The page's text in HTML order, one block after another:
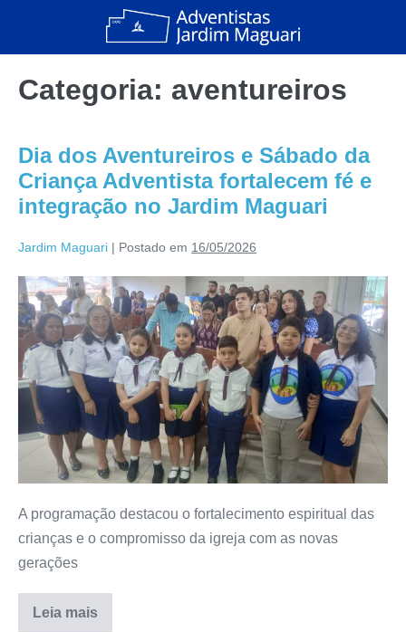
Categoria: aventureiros
Dia dos Aventureiros e Sábado da
Criança Adventista fortalecem fé e
integração no Jardim Maguari
Jardim Maguari | Postado em 16/05/2026
A programação destacou o fortalecimento espiritual das
crianças e o compromisso da igreja com as novas
gerações
Leia mais